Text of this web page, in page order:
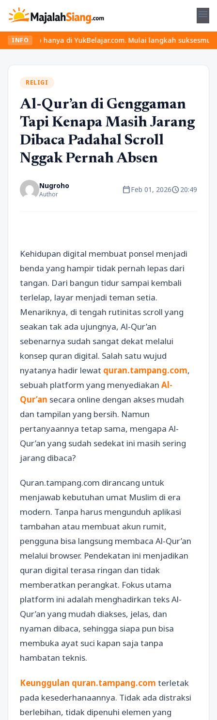
menu
INFO
hanya di YukBelajar.com. Mulai langkah suksesmu hari ini!
RELIGI
Al-Qur’an di Genggaman
Tapi Kenapa Masih Jarang
Dibaca Padahal Scroll
Nggak Pernah Absen
Nugroho
Author calendar_todayFeb 01, 2026schedule20:49
Kehidupan digital membuat ponsel menjadi
benda yang hampir tidak pernah lepas dari
tangan. Dari bangun tidur sampai kembali
terlelap, layar menjadi teman setia.
Menariknya, di tengah rutinitas scroll yang
seakan tak ada ujungnya, Al-Qur’an
sebenarnya sudah sangat dekat melalui
konsep quran digital. Salah satu wujud
nyatanya hadir lewat quran.tampang.com,
sebuah platform yang menyediakan Al-
Qur’an secara online dengan akses mudah
dan tampilan yang bersih. Namun
pertanyaannya tetap sama, mengapa Al-
Qur’an yang sudah sedekat ini masih sering
jarang dibaca?
Quran.tampang.com dirancang untuk
menjawab kebutuhan umat Muslim di era
modern. Tanpa harus mengunduh aplikasi
tambahan atau membuat akun rumit,
pengguna bisa langsung membaca Al-Qur’an
melalui browser. Pendekatan ini menjadikan
quran digital terasa ringan dan tidak
memberatkan perangkat. Fokus utama
platform ini adalah menghadirkan teks Al-
Qur’an yang mudah diakses, jelas, dan
nyaman dibaca, sehingga siapa pun bisa
membuka ayat suci kapan saja tanpa
hambatan teknis.
Keunggulan quran.tampang.com terletak
pada kesederhanaannya. Tidak ada distraksi
berlebihan, tidak dipenuhi elemen yang